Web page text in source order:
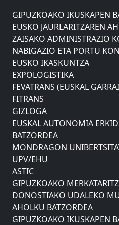
GIPUZKOAKO IKUSKAPEN
EUSKO JAURLARITZAREN
ZAISAKO ADMINISTRAZIO
NABIGAZIO ETA PORTU
EUSKO IKASKUNTZA
EXPOLOGISTIKA
FEVATRANS (EUSKAL
FITRANS
GIZLOGA
EUSKAL AUTONOMIA
BATZORDEA
MONDRAGON
UPV/EHU
ASTIC
GIPUZKOAKO
DONOSTIAKO UDALEKO
AHOLKU BATZORDEA
GIPUZKOAKO IKUSKAPEN